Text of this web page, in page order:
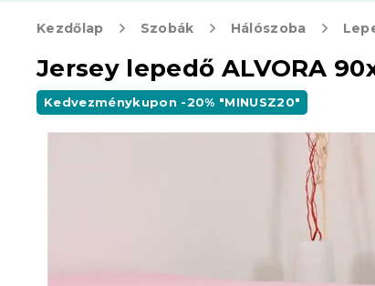
Kezdőlap Szobák Hálószoba
Jersey lepedő ALVORA
Kedvezménykupon -20% "MINUSZ20"